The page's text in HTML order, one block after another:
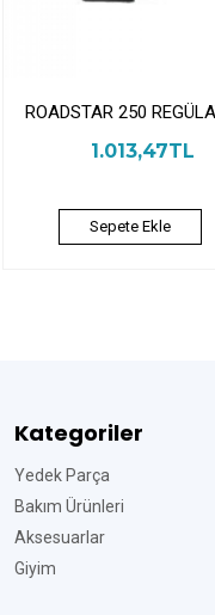
ROADSTAR 250
1.013,47TL
Sepete Ekle
Kategoriler
Yedek Parça
Bakım Ürünleri
Aksesuarlar
Giyim